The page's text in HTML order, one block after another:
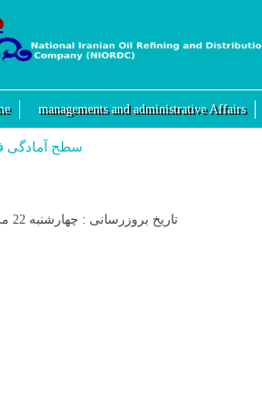
managements and administrative Affairs
سطح آمادگی
تاریخ بروزرسانی : چهارشنبه 22 مرداد 1404